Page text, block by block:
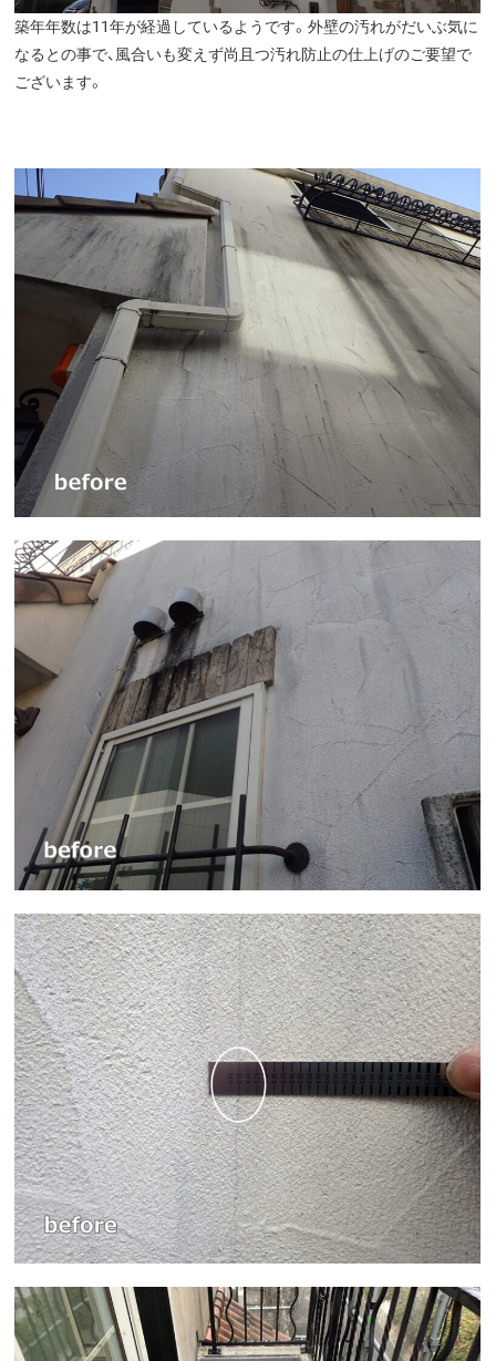
築年年数は11年が経過しているようです。外壁の汚れがだいぶ気に
なるとの事で、風合いも変えず尚且つ汚れ防止の仕上げのご要望で
ございます。